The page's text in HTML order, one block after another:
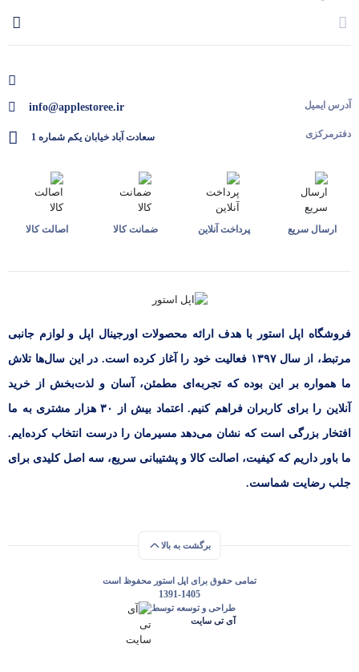
آدرس ایمیل
دفترمرکزی
info@applestoree.ir
سعادت آباد خیابان یکم شماره 1
ارسال سریع پرداخت آنلاین ضمانت کالا اصالت کالا
فروشگاه اپل استور با هدف ارائه‌ محصولات اورجینال اپل و لوازم جانبی
مرتبط، از سال ۱۳۹۷ فعالیت خود را آغاز کرده است. در این سال‌ها تلاش
ما همواره بر این بوده که تجربه‌ای مطمئن، آسان و لذت‌بخش از خرید
آنلاین را برای کاربران فراهم کنیم. اعتماد بیش از ۳۰ هزار مشتری به ما
افتخار بزرگی است که نشان می‌دهد مسیرمان را درست انتخاب کرده‌ایم.
ما باور داریم که کیفیت، اصالت کالا و پشتیبانی سریع، سه اصل کلیدی برای
جلب رضایت شماست.
برگشت به بالا
تمامی حقوق برای اپل استور محفوظ است
1391-1405
طراحی و توسعه توسط
آی تی سایت